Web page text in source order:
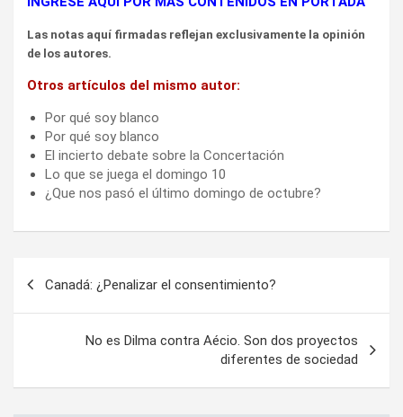
Las notas aquí firmadas reflejan exclusivamente la opinión
de los autores.
Otros artículos del mismo autor:
Por qué soy blanco
Por qué soy blanco
El incierto debate sobre la Concertación
Lo que se juega el domingo 10
¿Que nos pasó el último domingo de octubre?
entradas
Canadá: ¿Penalizar el consentimiento?
No es Dilma contra Aécio. Son dos proyectos
diferentes de sociedad